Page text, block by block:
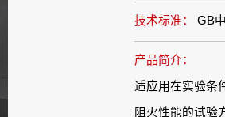
技术标准： GB
产品简介：
适应用在实验条
阻火性能的试验